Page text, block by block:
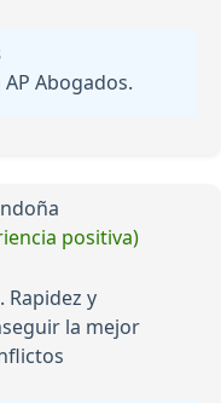
Abogados.
positiva)
y
la mejor